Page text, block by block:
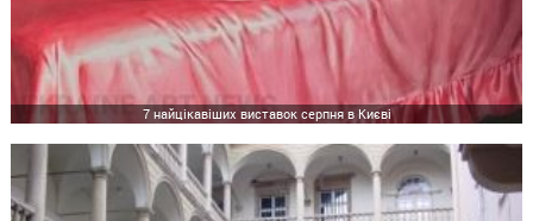
7 найцікавіших виставок серпня в Києві